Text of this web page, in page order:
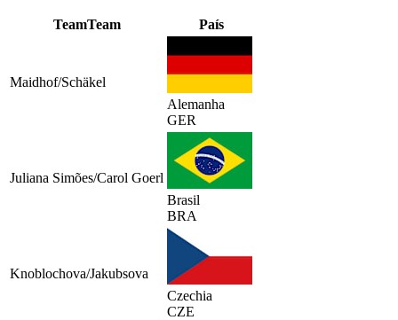
TeamTeam País
Maidhof/Schäkel
Alemanha
GER
Juliana Simões/Carol Goerl
Brasil
BRA
Knoblochova/Jakubsova
Czechia
CZE